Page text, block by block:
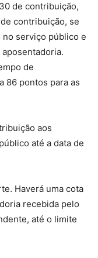
de contribuição,
contribuição, se
serviço público e
de
86 pontos para as
aos
até a data de
Haverá uma cota
recebida pelo
até o limite